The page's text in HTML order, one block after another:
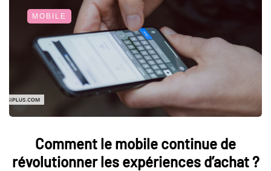
MOBILE
Comment le mobile continue de
révolutionner les expériences d’achat ?